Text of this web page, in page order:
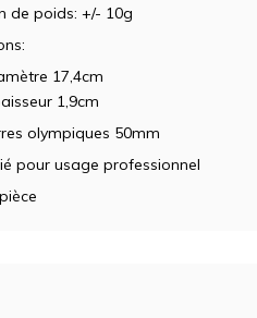
de poids: +/- 10g
17,4cm
1,9cm
olympiques 50mm
pour usage professionnel